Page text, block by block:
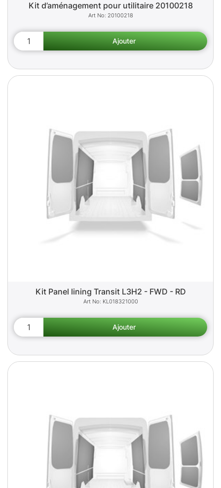
Kit d’aménagement pour utilitaire 20100218
20100218
Kit Panel lining Transit L3H2 - FWD - RD
KL018321000